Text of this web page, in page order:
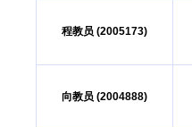
程教员 (2005173)
向教员 (2004888)